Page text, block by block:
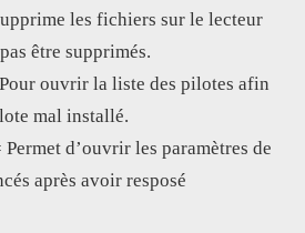
les fichiers sur le lecteur
être supprimés.
ouvrir la liste des pilotes afin
mal installé.
Permet d’ouvrir les paramètres de
après avoir resposé